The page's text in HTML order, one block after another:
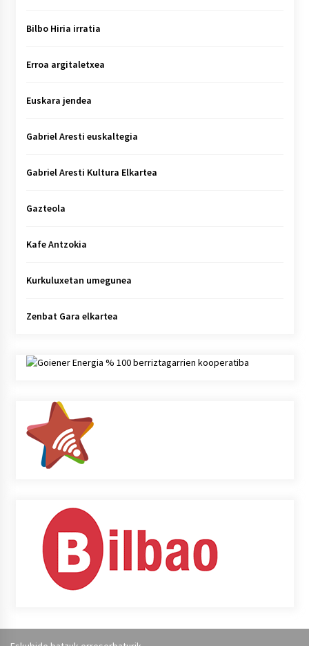
Bilbo Hiria irratia
Erroa argitaletxea
Euskara jendea
Gabriel Aresti euskaltegia
Gabriel Aresti Kultura Elkartea
Gazteola
Kafe Antzokia
Kurkuluxetan umegunea
Zenbat Gara elkartea